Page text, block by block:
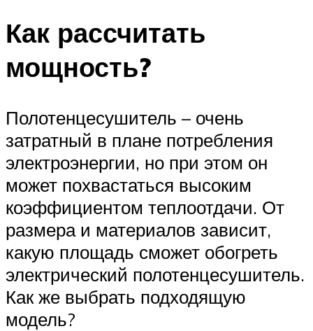
Как рассчитать
мощность?
Полотенцесушитель – очень
затратный в плане потребления
электроэнергии, но при этом он
может похвастаться высоким
коэффициентом теплоотдачи. От
размера и материалов зависит,
какую площадь сможет обогреть
электрический полотенцесушитель.
Как же выбрать подходящую
модель?